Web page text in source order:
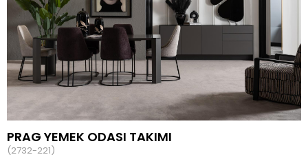
PRAG YEMEK ODASI TAKIMI
(2732-221)